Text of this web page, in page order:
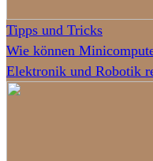
Tipps und Tricks
Wie können
Elektronik und Robotik